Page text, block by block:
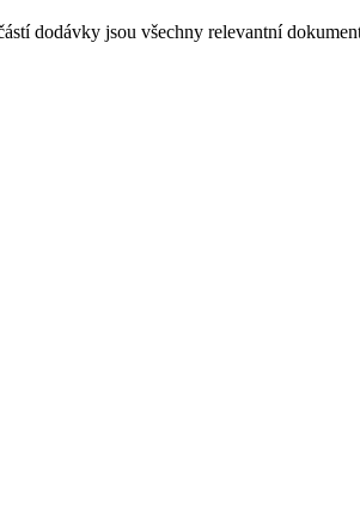
dodávky jsou všechny relevantní